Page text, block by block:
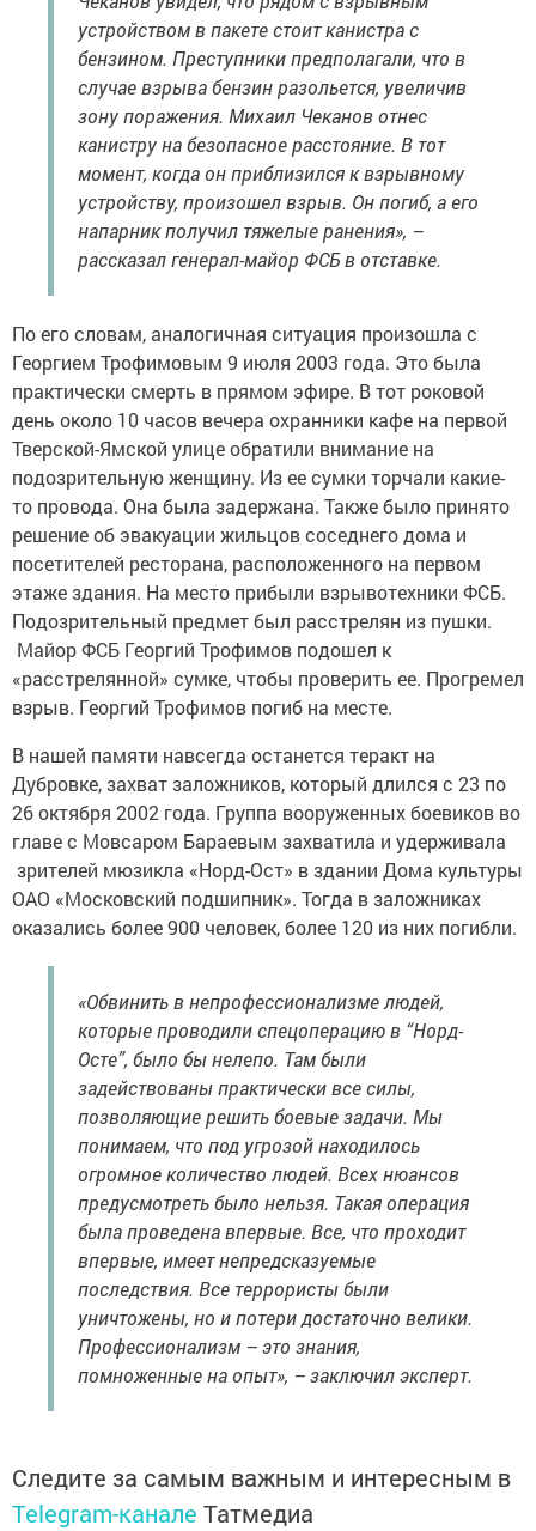
устройством в пакете стоит канистра с
бензином. Преступники предполагали, что в
случае взрыва бензин разольется, увеличив
зону поражения. Михаил Чеканов отнес
канистру на безопасное расстояние. В тот
момент, когда он приблизился к взрывному
устройству, произошел взрыв. Он погиб, а его
напарник получил тяжелые ранения», –
рассказал генерал-майор ФСБ в отставке.
По его словам, аналогичная ситуация произошла с
Георгием Трофимовым 9 июля 2003 года. Это была
практически смерть в прямом эфире. В тот роковой
день около 10 часов вечера охранники кафе на первой
Тверской-Ямской улице обратили внимание на
подозрительную женщину. Из ее сумки торчали какие-
то провода. Она была задержана. Также было принято
решение об эвакуации жильцов соседнего дома и
посетителей ресторана, расположенного на первом
этаже здания. На место прибыли взрывотехники ФСБ.
Подозрительный предмет был расстрелян из пушки.
Майор ФСБ Георгий Трофимов подошел к
«расстрелянной» сумке, чтобы проверить ее. Прогремел
взрыв. Георгий Трофимов погиб на месте.
В нашей памяти навсегда останется теракт на
Дубровке, захват заложников, который длился с 23 по
26 октября 2002 года. Группа вооруженных боевиков во
главе с Мовсаром Бараевым захватила и удерживала
зрителей мюзикла «Норд-Ост» в здании Дома культуры
ОАО «Московский подшипник». Тогда в заложниках
оказались более 900 человек, более 120 из них погибли.
«Обвинить в непрофессионализме людей,
которые проводили спецоперацию в “Норд-
Осте”, было бы нелепо. Там были
задействованы практически все силы,
позволяющие решить боевые задачи. Мы
понимаем, что под угрозой находилось
огромное количество людей. Всех нюансов
предусмотреть было нельзя. Такая операция
была проведена впервые. Все, что проходит
впервые, имеет непредсказуемые
последствия. Все террористы были
уничтожены, но и потери достаточно велики.
Профессионализм – это знания,
помноженные на опыт», – заключил эксперт.
Следите за самым важным и интересным в
Telegram-канале Татмедиа